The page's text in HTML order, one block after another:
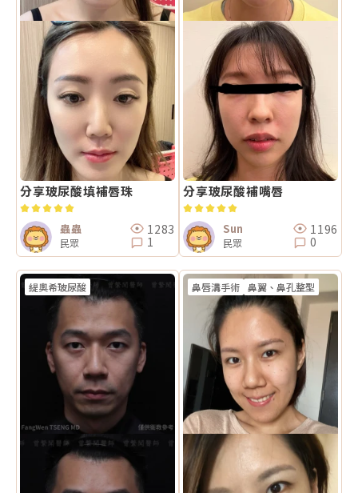
分享玻尿酸填補唇珠
蟲蟲
民眾
1283
1
緹奧希玻尿酸
分享玻尿酸補嘴唇
Sun
民眾
1196
0
鼻唇溝手術 鼻翼、鼻孔整型